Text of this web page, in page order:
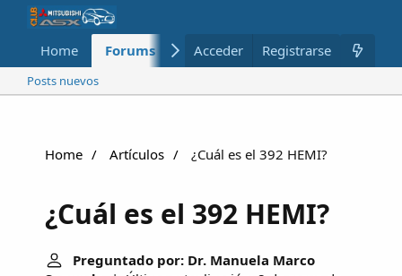
Home Forums Nuevo Miembros
Acceder Registrarse
Posts nuevos
Home Artículos ¿Cuál es el 392 HEMI?
¿Cuál es el 392 HEMI?
Preguntado por: Dr. Manuela Marco